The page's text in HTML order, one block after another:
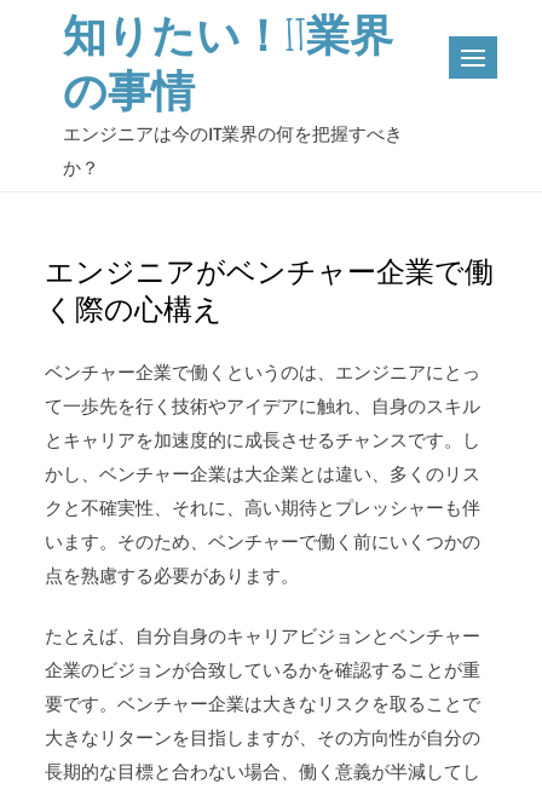
知りたい！IT業界
の事情
エンジニアは今のIT業界の何を把握すべき
か？
エンジニアがベンチャー企業で働
く際の心構え
ベンチャー企業で働くというのは、エンジニアにとっ
て一歩先を行く技術やアイデアに触れ、自身のスキル
とキャリアを加速度的に成長させるチャンスです。し
かし、ベンチャー企業は大企業とは違い、多くのリス
クと不確実性、それに、高い期待とプレッシャーも伴
います。そのため、ベンチャーで働く前にいくつかの
点を熟慮する必要があります。
たとえば、自分自身のキャリアビジョンとベンチャー
企業のビジョンが合致しているかを確認することが重
要です。ベンチャー企業は大きなリスクを取ることで
大きなリターンを目指しますが、その方向性が自分の
長期的な目標と合わない場合、働く意義が半減してし